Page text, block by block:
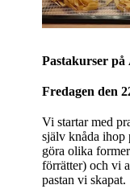
Pastakurser på
Fredagen den
Vi startar med
själv knåda ihop
göra olika
förrätter) och vi
pastan vi skapat.